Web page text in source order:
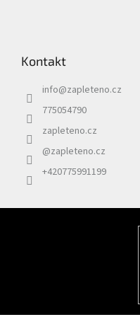
Kontakt
info@zapleteno.cz
775054790
zapleteno.cz
@zapleteno.cz
+420775991199